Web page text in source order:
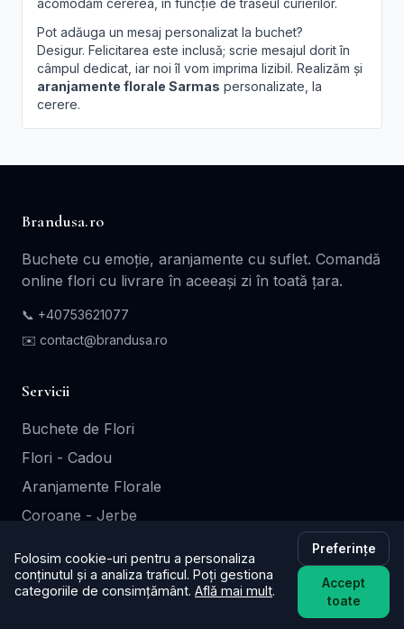
Pot adăuga un mesaj personalizat la buchet?
Desigur. Felicitarea este inclusă; scrie mesajul dorit în
câmpul dedicat, iar noi îl vom imprima lizibil. Realizăm și
aranjamente florale Sarmas personalizate, la
cerere.
Brandusa.ro
Buchete cu emoție, aranjamente cu suflet. Comandă
online flori cu livrare în aceeași zi în toată țara.
📞 +40753621077
✉️ contact@brandusa.ro
Servicii
Buchete de Flori
Flori - Cadou
Aranjamente Florale
Coroane - Jerbe
Informații
Folosim cookie-uri pentru a personaliza
conținutul și a analiza traficul. Poți gestiona
categoriile de consimțământ. Află mai mult.
Preferințe
Accept
toate